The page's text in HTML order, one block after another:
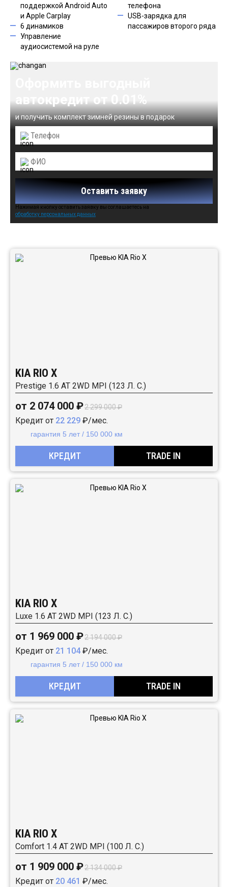
поддержкой Android Auto
и Apple Carplay
6 динамиков
Управление
аудиосистемой на руле
телефона
USB-зарядка для
пассажиров второго ряда
автокредит от 0.01%
и получить комплект зимней резины в подарок
Оставить заявку
Нажимая кнопку оставить заявку вы соглашаетесь на
обработку персональных данных
KIA RIO X
Prestige 1.6 АТ 2WD MPI (123 Л. C.)
от 2 074 000 ₽2 299 000 ₽
Кредит от 22 229 ₽/мес.
гарантия 5 лет / 150 000 км
КРЕДИТ TRADE IN
KIA RIO X
Luxe 1.6 АТ 2WD MPI (123 Л. C.)
от 1 969 000 ₽2 194 000 ₽
Кредит от 21 104₽/мес.
гарантия 5 лет / 150 000 км
КРЕДИТ TRADE IN
KIA RIO X
Comfort 1.4 АТ 2WD MPI (100 Л. C.)
от 1 909 000 ₽2 134 000 ₽
Кредит от 20 461 ₽/мес.